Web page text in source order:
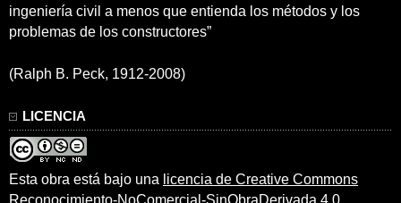
ingeniería civil a menos que entienda los métodos y los
problemas de los constructores”
(Ralph B. Peck, 1912-2008)
LICENCIA
Esta obra está bajo una licencia de Creative Commons
Reconocimiento-NoComercial-SinObraDerivada 4.0